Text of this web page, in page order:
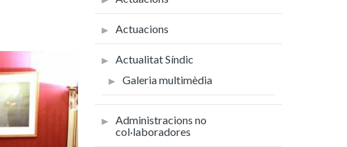
Actuacions
Actualitat Síndic
Galeria multimèdia
Administracions no
col·laboradores